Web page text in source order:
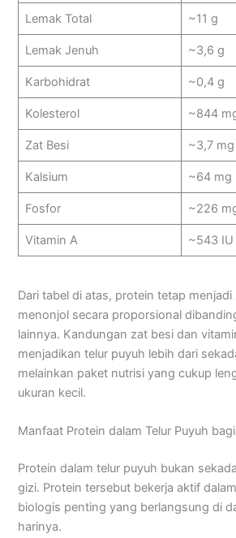
Lemak Total ~11 g
Lemak Jenuh ~3,6 g
Karbohidrat ~0,4 g
Kolesterol ~844
Zat Besi ~3,7 mg
Kalsium ~64 mg
Fosfor ~226
Vitamin A ~543 IU
Dari tabel di atas, protein tetap
menonjol secara proporsional
lainnya. Kandungan zat besi dan
menjadikan telur puyuh lebih dari
melainkan paket nutrisi yang cukup
ukuran kecil.
Manfaat Protein dalam Telur Puyuh
Protein dalam telur puyuh bukan
gizi. Protein tersebut bekerja aktif
biologis penting yang berlangsung di
harinya.